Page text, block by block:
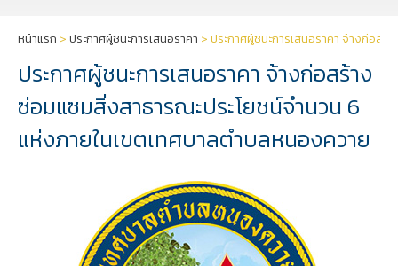
หน้าแรก > ประกาศผู้ชนะการเสนอราคา > ประกาศผู้ชนะการเสนอราคา จ้างก่อส
ประกาศผู้ชนะการเสนอราคา จ้างก่อสร้าง
ซ่อมแซมสิ่งสาธารณะประโยชน์จำนวน 6
แห่งภายในเขตเทศบาลตำบลหนองควาย